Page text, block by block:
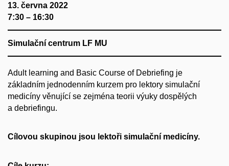
13. června 2022
7:30 – 16:30
Simulační centrum LF MU
Adult learning and Basic Course of Debriefing je
základním jednodenním kurzem pro lektory simulační
medicíny věnující se zejména teorii výuky dospělých
a debriefingu.
Cílovou skupinou jsou lektoři simulační medicíny.